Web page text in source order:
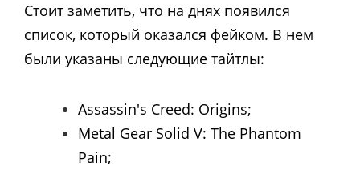
Стоит заметить, что на днях появился
список, который оказался фейком. В нем
были указаны следующие тайтлы:
Assassin's Creed: Origins;
Metal Gear Solid V: The Phantom
Pain;